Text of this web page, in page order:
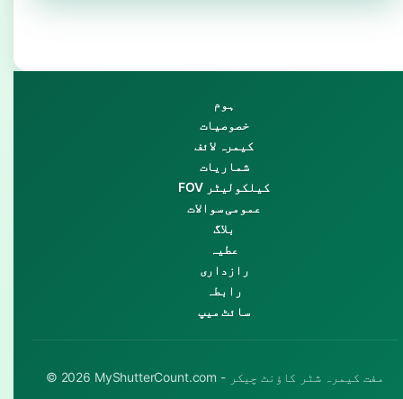
ہوم
خصوصیات
کیمرہ لائف
شماریات
FOV کیلکولیٹر
عمومی سوالات
بلاگ
عطیہ
رازداری
رابطہ
سائٹ میپ
© 2026 MyShutterCount.com - مفت کیمرہ شٹر کاؤنٹ چیکر